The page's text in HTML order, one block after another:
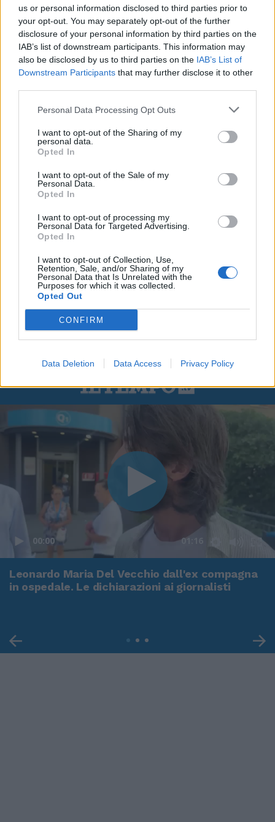
us or personal information disclosed to third parties prior to
your opt-out. You may separately opt-out of the further
disclosure of your personal information by third parties on the
IAB’s list of downstream participants. This information may
also be disclosed by us to third parties on the IAB’s List of
Downstream Participants that may further disclose it to other
Personal Data Processing Opt Outs
I want to opt-out of the Sharing of my
personal data.
Opted In
I want to opt-out of the Sale of my
Personal Data.
Opted In
I want to opt-out of processing my
Personal Data for Targeted Advertising.
Opted In
I want to opt-out of Collection, Use,
Retention, Sale, and/or Sharing of my
Personal Data that Is Unrelated with the
Purposes for which it was collected.
Opted Out
CONFIRM
Data Deletion Data Access Privacy Policy
00:00 01:16
Leonardo Maria Del Vecchio dall'ex compagna
in ospedale. Le dichiarazioni ai giornalisti